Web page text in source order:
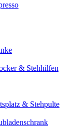
& Stehhilfen
& Stehpulte